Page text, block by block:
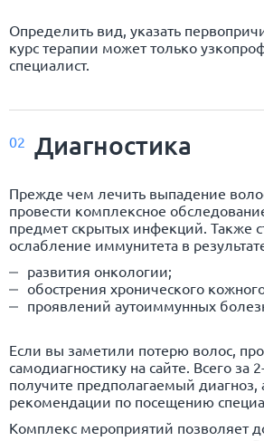
Определить вид, указать
курс терапии может только
специалист.
02 Диагностика
Прежде чем лечить выпадение
провести комплексное
предмет скрытых инфекций. Также
ослабление иммунитета в
развития онкологии;
обострения хронического
проявлений аутоиммунных
Если вы заметили потерю волос,
самодиагностику на сайте. Всего за
получите предполагаемый диагноз,
рекомендации по посещению
Комплекс мероприятий позволяет